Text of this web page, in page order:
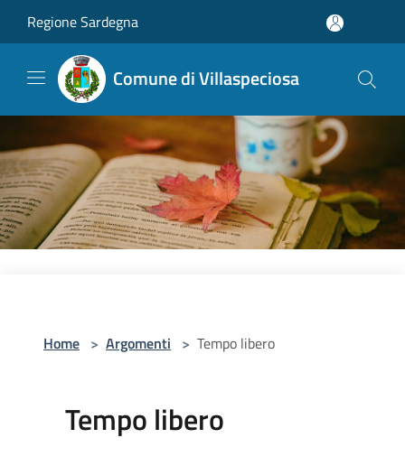
Regione Sardegna
Comune di Villaspeciosa
Home > Argomenti > Tempo libero
Tempo libero